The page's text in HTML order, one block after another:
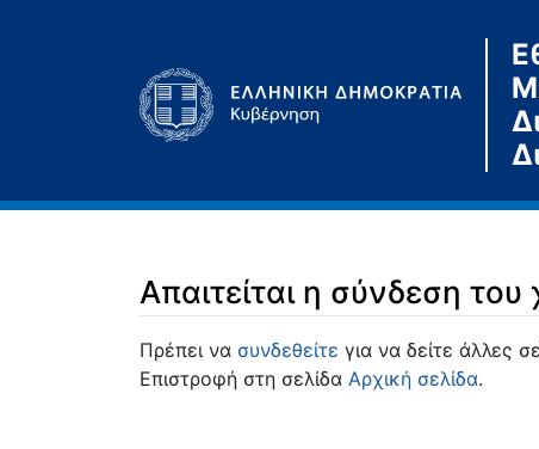
Απαιτείται η σύνδεση του
Μετάβαση σε:πλοήγηση,αναζήτηση
Πρέπει να συνδεθείτε για να δείτε άλλες
Επιστροφή στη σελίδα Αρχική σελίδα.